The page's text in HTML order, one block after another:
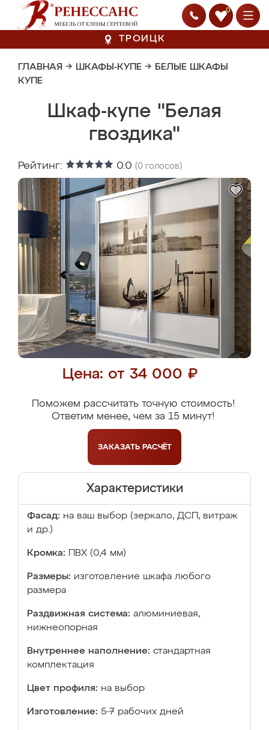
0
ТРОИЦК
ГЛАВНАЯ → ШКАФЫ-КУПЕ → БЕЛЫЕ ШКАФЫ
КУПЕ
Шкаф-купе "Белая
гвоздика"
Рейтинг: 0.0 (0 голосов)
Цена: от 34 000 ₽
Поможем рассчитать точную стоимость!
Ответим менее, чем за 15 минут!
ЗАКАЗАТЬ РАСЧЁТ
Характеристики
Фасад: на ваш выбор (зеркало, ДСП, витраж
и др.)
Кромка: ПВХ (0,4 мм)
Размеры: изготовление шкафа любого
размера
Раздвижная система: алюминиевая,
нижнеопорная
Внутреннее наполнение: стандартная
комплектация
Цвет профиля: на выбор
Изготовление: 5-7 рабочих дней